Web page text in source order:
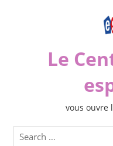
Le
vous ouvre